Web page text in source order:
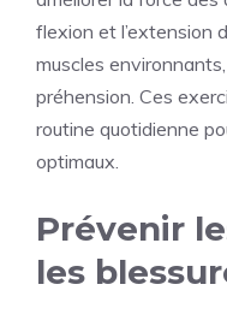
flexion et l’extension
muscles
préhension. Ces
routine quotidienne
optimaux.
Prévenir
les